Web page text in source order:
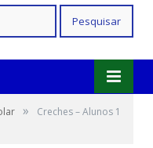
»
Creches – Alunos 1